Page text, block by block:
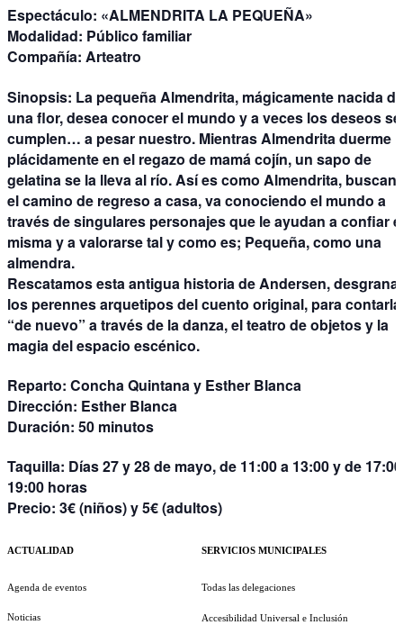
Espectáculo: «ALMENDRITA LA PEQUEÑA»
Modalidad: Público familiar
Compañía: Arteatro
Sinopsis: La pequeña Almendrita, mágicamente nacida de
una flor, desea conocer el mundo y a veces los deseos se
cumplen… a pesar nuestro. Mientras Almendrita duerme
plácidamente en el regazo de mamá cojín, un sapo de
gelatina se la lleva al río. Así es como Almendrita,
el camino de regreso a casa, va conociendo el mundo a
través de singulares personajes que le ayudan a confiar
misma y a valorarse tal y como es; Pequeña, como una
almendra.
Rescatamos esta antigua historia de Andersen,
los perennes arquetipos del cuento original, para contarla
“de nuevo” a través de la danza, el teatro de objetos y la
magia del espacio escénico.
Reparto: Concha Quintana y Esther Blanca
Dirección: Esther Blanca
Duración: 50 minutos
Taquilla: Días 27 y 28 de mayo, de 11:00 a 13:00 y de
19:00 horas
Precio: 3€ (niños) y 5€ (adultos)
ACTUALIDAD
Agenda de eventos
Noticias
SERVICIOS MUNICIPALES
Todas las delegaciones
Accesibilidad Universal e Inclusión